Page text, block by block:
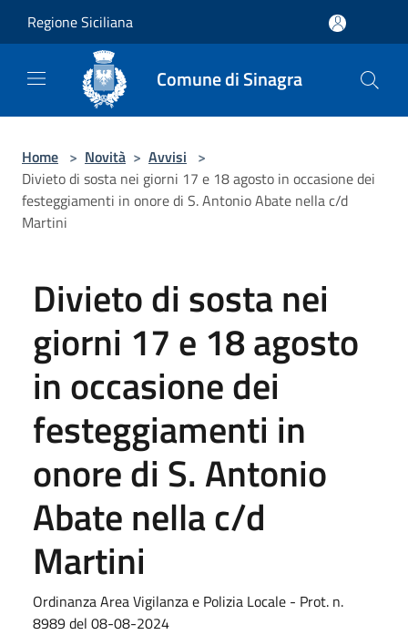
Regione Siciliana
Comune di Sinagra
Home > Novità > Avvisi >
Divieto di sosta nei giorni 17 e 18 agosto in occasione dei
festeggiamenti in onore di S. Antonio Abate nella c/d
Martini
Divieto di sosta nei
giorni 17 e 18 agosto
in occasione dei
festeggiamenti in
onore di S. Antonio
Abate nella c/d
Martini
Ordinanza Area Vigilanza e Polizia Locale - Prot. n.
8989 del 08-08-2024